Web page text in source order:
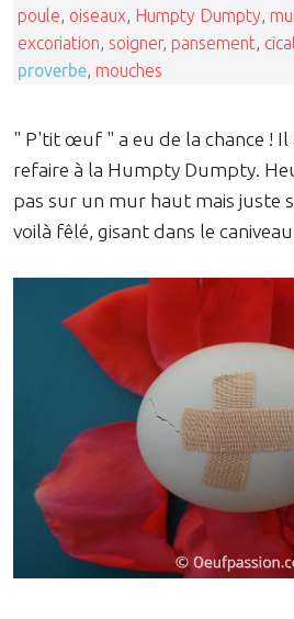
poule, oiseaux, Humpty Dumpty,
excoriation, soigner, pansement,
proverbe, mouches
" P'tit œuf " a eu de la chance ! Il
refaire à la Humpty Dumpty.
pas sur un mur haut mais juste
voilà fêlé, gisant dans le